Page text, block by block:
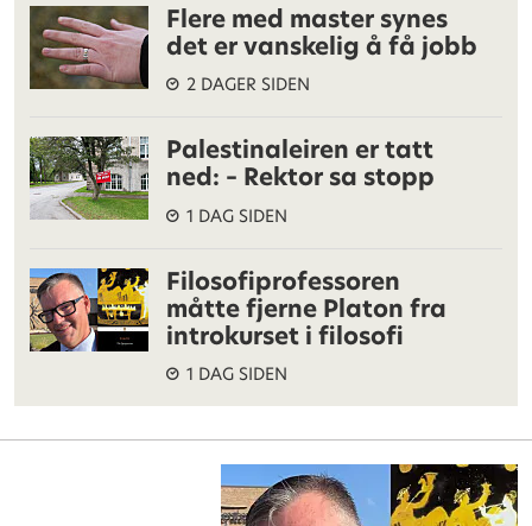
Flere med master synes
det er vanskelig å få jobb
2 DAGER SIDEN
Palestinaleiren er tatt
ned: – Rektor sa stopp
1 DAG SIDEN
Filosofiprofessoren
måtte fjerne Platon fra
introkurset i filosofi
1 DAG SIDEN